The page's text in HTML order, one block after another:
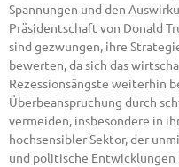
Spannungen und den
Präsidentschaft von Donald
sind gezwungen, ihre
bewerten, da sich das
Rezessionsängste weiterhin
Überbeanspruchung durch
vermeiden, insbesondere in
hochsensibler Sektor, der
und politische